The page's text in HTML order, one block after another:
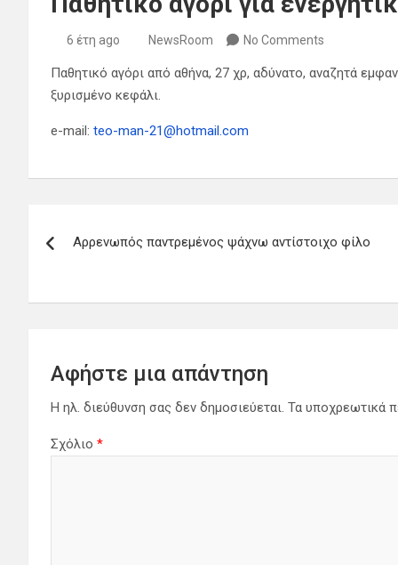
6 έτη ago NewsRoom No Comments
Παθητικό αγόρι από αθήνα, 27 χρ, αδύνατο, αναζητά
ξυρισμένο κεφάλι.
e-mail: teo-man-21@hotmail.com
άρθρων
Αρρενωπός παντρεμένος ψάχνω αντίστοιχο φίλο
Αφήστε μια απάντηση
Η ηλ. διεύθυνση σας δεν δημοσιεύεται. Τα υποχρεωτικά
Σχόλιο *